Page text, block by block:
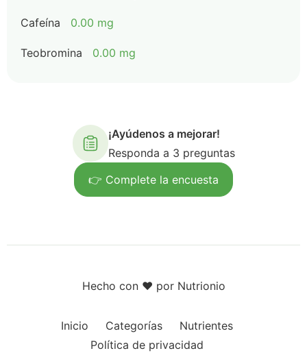
Cafeína 0.00 mg
Teobromina 0.00 mg
¡Ayúdenos a mejorar!
Responda a 3 preguntas
👉 Complete la encuesta
Hecho con ❤️ por Nutrionio
Inicio Categorías
Nutrientes
Política de privacidad